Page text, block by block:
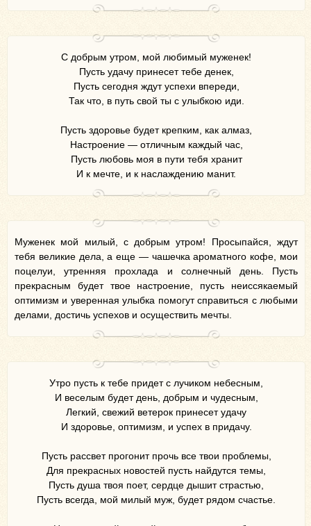
С добрым утром, мой любимый муженек!
Пусть удачу принесет тебе денек,
Пусть сегодня ждут успехи впереди,
Так что, в путь свой ты с улыбкою иди.
Пусть здоровье будет крепким, как алмаз,
Настроение — отличным каждый час,
Пусть любовь моя в пути тебя хранит
И к мечте, и к наслаждению манит.
Муженек мой милый, с добрым утром! Просыпайся, ждут
тебя великие дела, а еще — чашечка ароматного кофе, мои
поцелуи, утренняя прохлада и солнечный день. Пусть
прекрасным будет твое настроение, пусть неиссякаемый
оптимизм и уверенная улыбка помогут справиться с любыми
делами, достичь успехов и осуществить мечты.
Утро пусть к тебе придет с лучиком небесным,
И веселым будет день, добрым и чудесным,
Легкий, свежий ветерок принесет удачу
И здоровье, оптимизм, и успех в придачу.
Пусть рассвет прогонит прочь все твои проблемы,
Для прекрасных новостей пусть найдутся темы,
Пусть душа твоя поет, сердце дышит страстью,
Пусть всегда, мой милый муж, будет рядом счастье.